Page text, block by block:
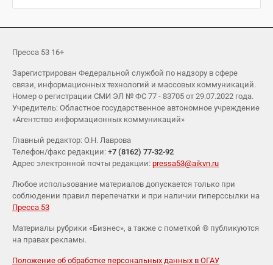
Пресса 53 16+
Зарегистрирован Федеральной службой по надзору в сфере
связи, информационных технологий и массовых коммуникаций.
Номер о регистрации СМИ ЭЛ № ФС 77 - 83705 от 29.07.2022 года.
Учредитель: Областное государственное автономное учреждение
«Агентство информационных коммуникаций»
Главный редактор: О.Н. Лаврова
Телефон/факс редакции: +7 (8162) 77-32-92
Адрес электронной почты редакции: pressa53@aikvn.ru
Любое использование материалов допускается только при
соблюдении правил перепечатки и при наличии гиперссылки на
Пресса 53
Материалы рубрики «Бизнес», а также с пометкой ® публикуются
на правах рекламы.
Положение об обработке персональных данных в ОГАУ